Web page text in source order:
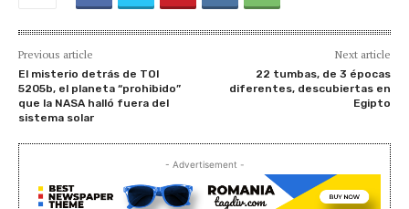
Previous article
El misterio detrás de TOI
5205b, el planeta “prohibido”
que la NASA halló fuera del
sistema solar
Next article
22 tumbas, de 3 épocas
diferentes, descubiertas en
Egipto
- Advertisement -